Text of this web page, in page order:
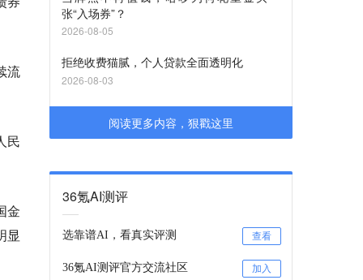
流
民
金
显
张“入场券”？
2026-08-05
拒绝收费猫腻，个人贷款全面透明化
2026-08-03
阅读更多内容，狠戳这里
36氪AI测评
选靠谱AI，看真实评测 查看
36氪AI测评官方交流社区 加入